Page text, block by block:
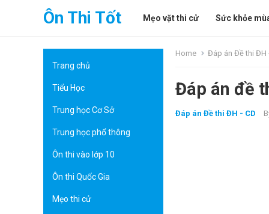
Ôn Thi Tốt Mẹo vặt thi cử Sức khỏe
Trang chủ
Tiểu Học
Trung học Cơ Sở
Trung học phổ thông
Ôn thi vào lớp 10
Ôn thi Quốc Gia
Mẹo thi cử
Home Đáp án Đề thi ĐH
Đáp án đề
Đáp án Đề thi ĐH - CD